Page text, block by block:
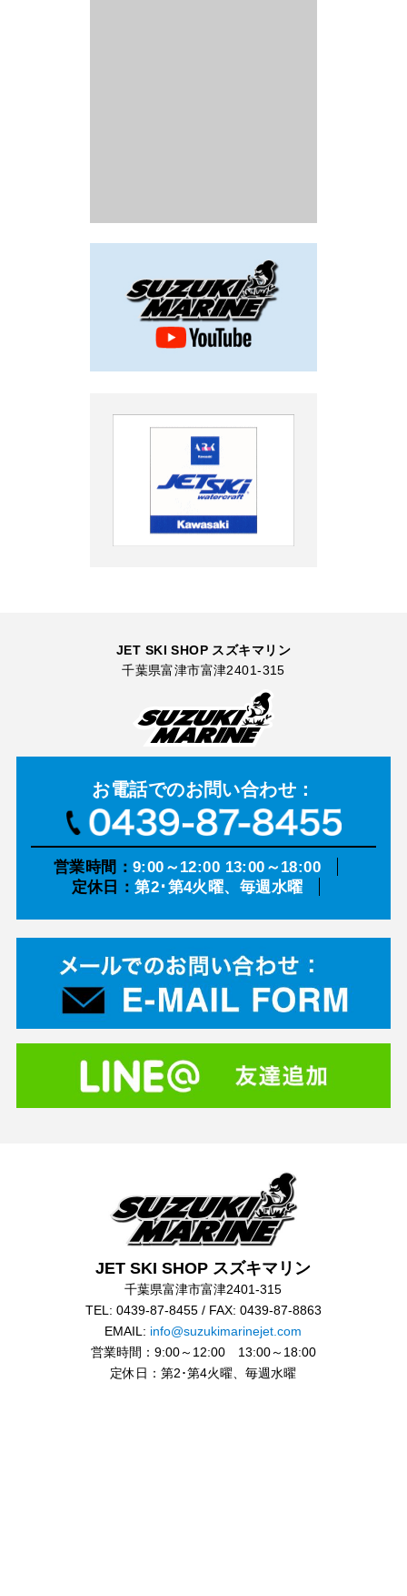
JET SKI SHOP スズキマリン
千葉県富津市富津2401-315
お電話でのお問い合わせ：
営業時間： 9:00～12:00 13:00～18:00
定休日：第2･第4火曜、毎週水曜
JET SKI SHOP スズキマリン
千葉県富津市富津2401-315
TEL: 0439-87-8455 / FAX: 0439-87-8863
EMAIL: info@suzukimarinejet.com
営業時間：9:00～12:00 13:00～18:00
定休日：第2･第4火曜、毎週水曜